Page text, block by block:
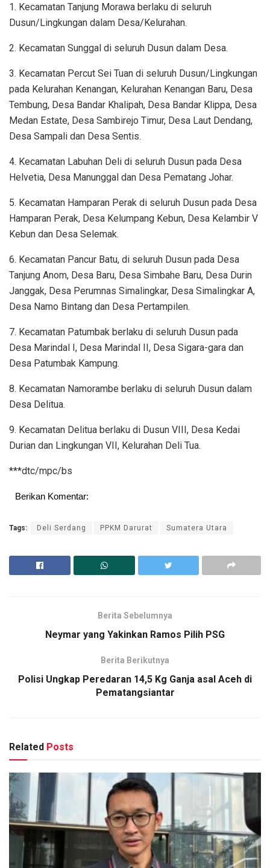
1. Kecamatan Tanjung Morawa berlaku di seluruh
Dusun/Lingkungan dalam Desa/Kelurahan.
2. Kecamatan Sunggal di seluruh Dusun dalam Desa.
3. Kecamatan Percut Sei Tuan di seluruh Dusun/Lingkungan
pada Kelurahan Kenangan, Kelurahan Kenangan Baru, Desa
Tembung, Desa Bandar Khalipah, Desa Bandar Klippa, Desa
Medan Estate, Desa Sambirejo Timur, Desa Laut Dendang,
Desa Sampali dan Desa Sentis.
4. Kecamatan Labuhan Deli di seluruh Dusun pada Desa
Helvetia, Desa Manunggal dan Desa Pematang Johar.
5. Kecamatan Hamparan Perak di seluruh Dusun pada Desa
Hamparan Perak, Desa Kelumpang Kebun, Desa Kelambir V
Kebun dan Desa Selemak.
6. Kecamatan Pancur Batu, di seluruh Dusun pada Desa
Tanjung Anom, Desa Baru, Desa Simbahe Baru, Desa Durin
Janggak, Desa Perumnas Simalingkar, Desa Simalingkar A,
Desa Namo Bintang dan Desa Pertampilen.
7. Kecamatan Patumbak berlaku di seluruh Dusun pada
Desa Marindal I, Desa Marindal II, Desa Sigara-gara dan
Desa Patumbak Kampung.
8. Kecamatan Namorambe berlaku di seluruh Dusun dalam
Desa Delitua.
9. Kecamatan Delitua berlaku di Dusun VIII, Desa Kedai
Durian dan Lingkungan VII, Kelurahan Deli Tua.
***dtc/mpc/bs
Berikan Komentar:
Tags: Deli Serdang PPKM Darurat Sumatera Utara
Berita Sebelumnya
Neymar yang Yakinkan Ramos Pilih PSG
Berita Berikutnya
Polisi Ungkap Peredaran 14,5 Kg Ganja asal Aceh di
Pematangsiantar
Related Posts